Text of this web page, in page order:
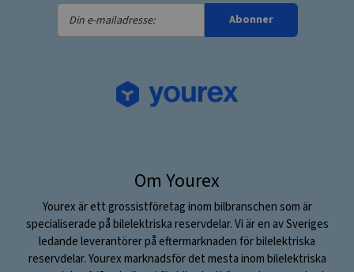
Din
e-
Abonner
Om Yourex
Yourex är ett grossistföretag inom bilbranschen som är
specialiserade på bilelektriska reservdelar. Vi är en av Sveriges
ledande leverantörer på eftermarknaden för bilelektriska
reservdelar. Yourex marknadsför det mesta inom bilelektriska